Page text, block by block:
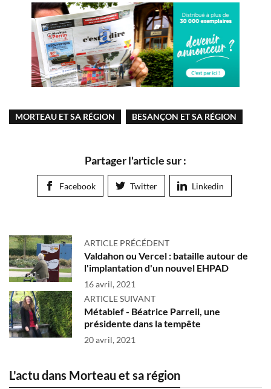
MORTEAU ET SA RÉGION BESANÇON ET SA RÉGION
Partager l'article sur :
Facebook Twitter Linkedin
ARTICLE PRÉCÉDENT
Valdahon ou Vercel : bataille autour de
l'implantation d'un nouvel EHPAD
16 avril, 2021
ARTICLE SUIVANT
Métabief - Béatrice Parreil, une
présidente dans la tempête
20 avril, 2021
L'actu dans Morteau et sa région